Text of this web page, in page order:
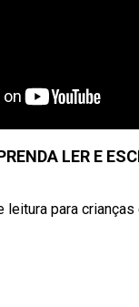
LER E
leitura para